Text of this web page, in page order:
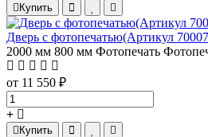
Купить
Дверь с фотопечатью(Артикул
2000 мм 800 мм Фотопечать
от 11 550 ₽
Купить